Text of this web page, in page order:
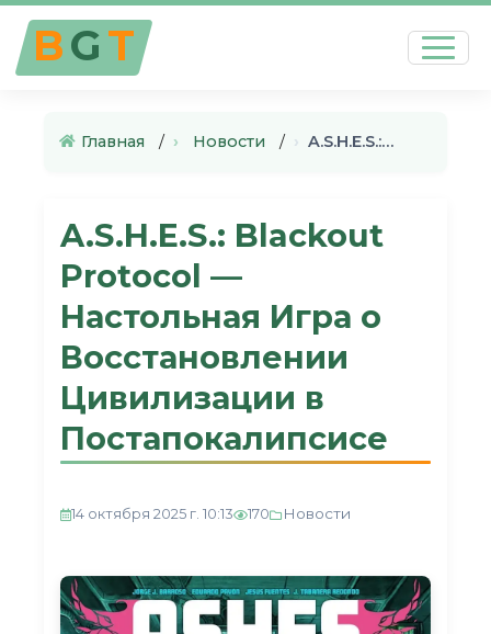
BGT
Главная › Новости › A.S.H.E.S.: Blackout Protocol…
A.S.H.E.S.: Blackout
Protocol —
Настольная Игра о
Восстановлении
Цивилизации в
Постапокалипсисе
14 октября 2025 г. 10:13 170 Новости